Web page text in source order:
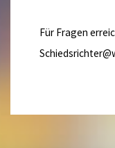
Für Fragen